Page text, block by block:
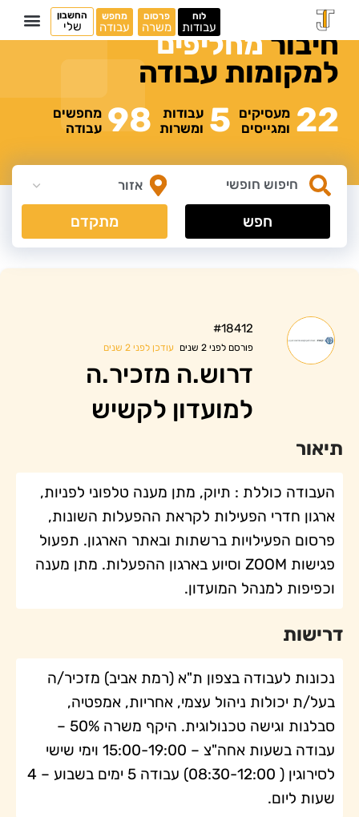
לוח
עבודות
פרסום
משרה
מחפש
עבודה
החשבון
שלי חיבורמחליפים
למקומות עבודה
22 מעסיקים
ומגייסים
5 עבודות
ומשרות 98 מחפשים
עבודה
חפש מתקדם
#18412
פורסם לפני 2 שנים עודכן לפני 2 שנים
דרוש.ה מזכיר.ה
למועדון לקשיש
תיאור
העבודה כוללת : תיוק, מתן מענה טלפוני לפניות,
ארגון חדרי הפעילות לקראת ההפעלות השונות,
פרסום הפעילויות ברשתות ובאתר הארגון. תפעול
פגישות ZOOM וסיוע בארגון ההפעלות. מתן מענה
וכפיפות למנהל המועדון.
דרישות
נכונות לעבודה בצפון ת"א (רמת אביב) מזכיר/ה
בעל/ת יכולות ניהול עצמי, אחריות, אמפטיה,
סבלנות וגישה טכנולוגית. היקף משרה 50% –
עבודה בשעות אחה"צ – 15:00-19:00 וימי שישי
לסירוגין ( 08:30-12:00) עבודה 5 ימים בשבוע – 4
שעות ליום.